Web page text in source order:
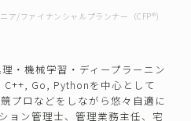
ア/ファイナンシャルプランナー（CFP®)
・機械学習・ディープラーニン
C++, Go, Pythonを中心として
プロなどをしながら悠々自適に
ョン管理士、管理業務主任、宅